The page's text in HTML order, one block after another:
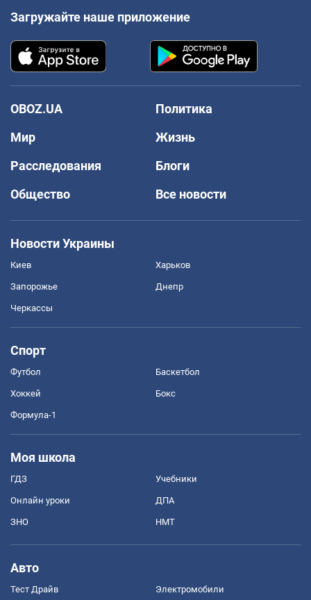
Загружайте наше приложение
OBOZ.UA
Политика
Мир
Жизнь
Расследования
Блоги
Общество
Все новости
Новости Украины
Киев Харьков
Запорожье Днепр
Черкассы
Спорт
Футбол Баскетбол
Хоккей Бокс
Формула-1
Моя школа
ГДЗ Учебники
Онлайн уроки ДПА
ЗНО НМТ
Авто
Тест Драйв Электромобили